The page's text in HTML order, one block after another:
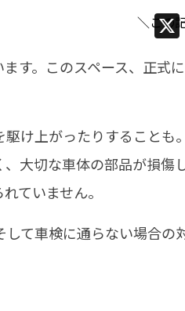
す。このスペース、正式
け上がったりすることも
大切な車体の部品が損傷
ていません。
て車検に通らない場合の